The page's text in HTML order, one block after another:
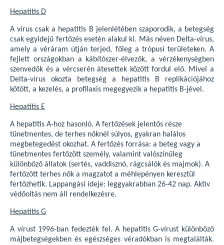
Hepatitis D
A vírus csak a hepatitis B jelenlétében szaporodik, a betegség
csak egyidejű fertőzés esetén alakul ki. Más néven Delta-vírus,
amely a véráram útján terjed, főleg a trópusi területeken. A
fejlett országokban a kábítószer-élvezők, a vérzékenységben
szenvedők és a vércserén átesettek között fordul elő. Mivel a
Delta-vírus okozta betegség a hepatitis B replikációjához
kötött, a kezelés, a profilaxis megegyezik a hepatitis B-jével.
Hepatitis E
A hepatitis A-hoz hasonló. A fertőzések jelentős része
tünetmentes, de terhes nőknél súlyos, gyakran halálos
megbetegedést okozhat. A fertőzés forrása: a beteg vagy a
tünetmentes fertőzött személy, valamint valószínűleg
különböző állatok (sertés, vaddisznó, rágcsálók és majmok). A
fertőzött terhes nők a magzatot a méhlepényen keresztül
fertőzhetik. Lappangási ideje: leggyakrabban 26-42 nap. Aktív
védőoltás nem áll rendelkezésre.
Hepatitis G
A vírust 1996-ban fedezték fel. A hepatitis G-vírust különböző
májbetegségekben és egészséges véradókban is megtalálták.